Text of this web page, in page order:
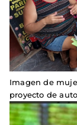
Imagen de
proyecto de